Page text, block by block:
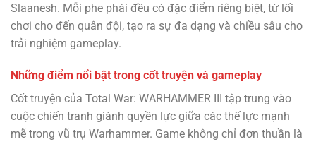
Slaanesh. Mỗi phe phái đều có đặc điểm riêng biệt, từ lối
chơi cho đến quân đội, tạo ra sự đa dạng và chiều sâu cho
trải nghiệm gameplay.
Những điểm nổi bật trong cốt truyện và gameplay
Cốt truyện của Total War: WARHAMMER III tập trung vào
cuộc chiến tranh giành quyền lực giữa các thế lực mạnh
mẽ trong vũ trụ Warhammer. Game không chỉ đơn thuần là